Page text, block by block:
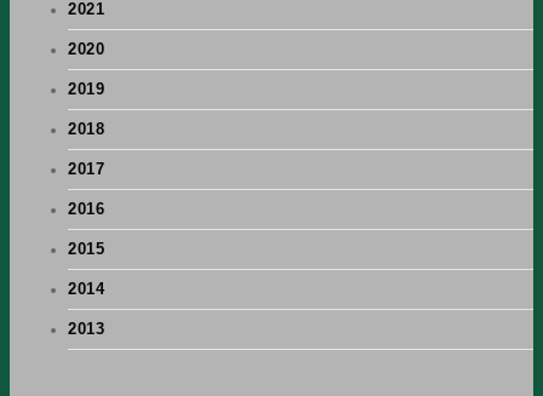
2021
2020
2019
2018
2017
2016
2015
2014
2013